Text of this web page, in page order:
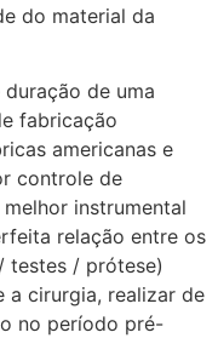
do material da
de uma
fabricação
americanas e
controle de
instrumental
relação entre os
testes / prótese)
a cirurgia, realizar de
no período pré-